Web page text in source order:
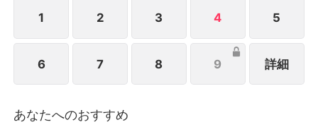
1 2 3 4 5
6 7 8 9 詳細
あなたへのおすすめ